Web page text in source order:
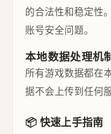
的合法性和稳定性
账号安全问题。
本地数据处理机
所有游戏数据都在
据不会上传到任何
📦 快速上手指南